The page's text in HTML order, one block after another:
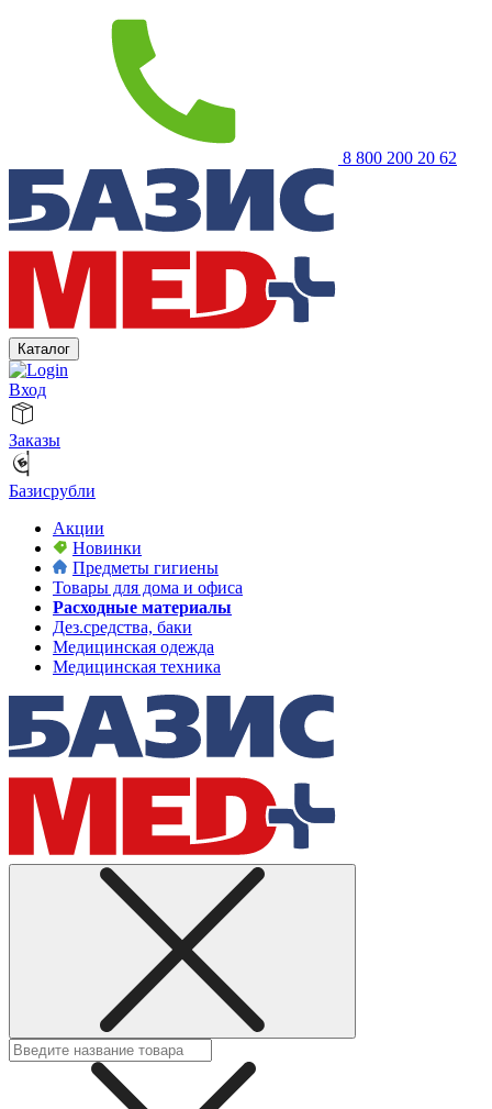
8 800 200 20 62
Каталог
Вход
Заказы
Базисрубли
Акции
Новинки
Предметы гигиены
Товары для дома и офиса
Расходные материалы
Дез.средства, баки
Медицинская одежда
Медицинская техника